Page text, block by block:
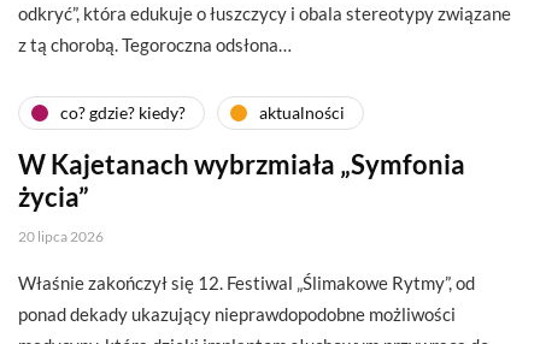
odkryć”, która edukuje o łuszczycy i obala stereotypy związane
z tą chorobą. Tegoroczna odsłona…
co? gdzie? kiedy? aktualności
W Kajetanach wybrzmiała „Symfonia
życia”
20 lipca 2026
Właśnie zakończył się 12. Festiwal „Ślimakowe Rytmy”, od
ponad dekady ukazujący nieprawdopodobne możliwości